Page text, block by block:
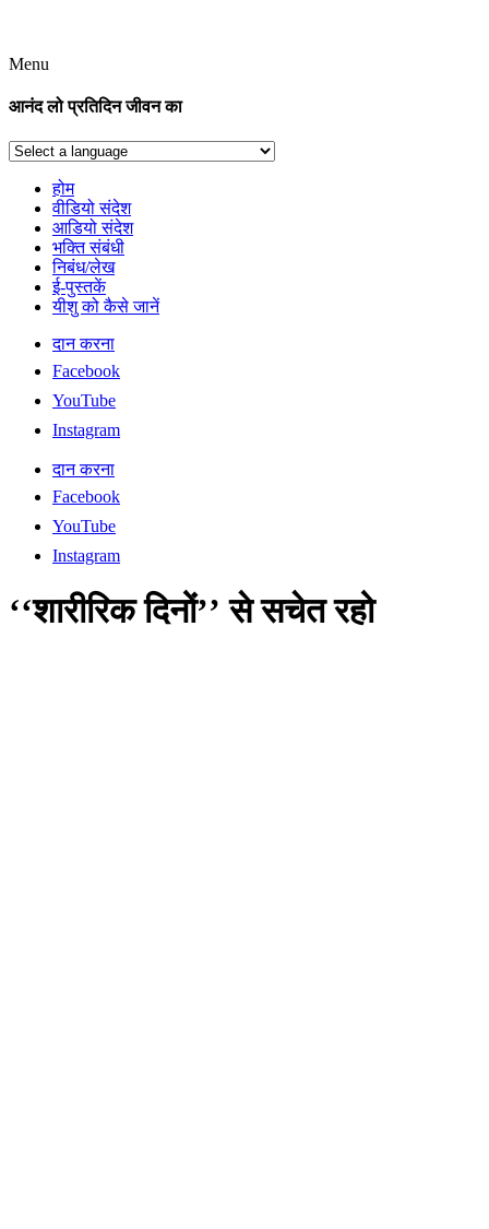
Menu
आनंद लो प्रतिदिन जीवन का
होम
वीडियो संदेश
आडियो संदेश
भक्ति संबंधी
निबंध/लेख
ई-पुस्तकें
यीशु को कैसे जानें
दान करना
Facebook
YouTube
Instagram
दान करना
Facebook
YouTube
Instagram
‘‘शारीरिक दिनों’’ से सचेत रहो